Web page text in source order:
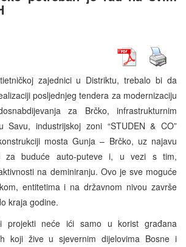
zajednici u Distriktu, trebalo bi da
posljednjeg tendera za modernizaciju
za Brčko, infrastrukturnim
Savu, industrijskoj zoni “STUDEN & CO”
mosta Gunja – Brčko, uz najavu
za buduće auto-puteve i, u vezi s tim,
na deminiranju. Ovo je sve moguće
entitetima i na državnom nivou završe
kraja godine.
projekti neće ići samo u korist građana
koji žive u sjevernim dijelovima Bosne i